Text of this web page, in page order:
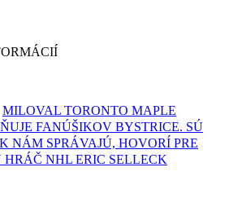
MILOVAL TORONTO MAPLE
FANÚŠIKOV BYSTRICE. SÚ
NÁM SPRÁVAJÚ, HOVORÍ PRE
NHL ERIC SELLECK